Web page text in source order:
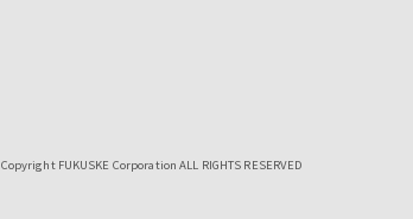
Copyright FUKUSKE Corporation ALL RIGHTS RESERVED